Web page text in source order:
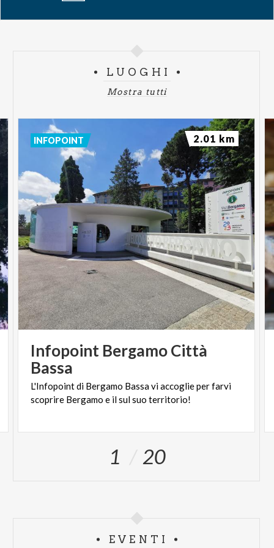
disposti ad accettare.
LUOGHI
Mostra tutti
Infopoint Bergamo Città
Bassa
L'Infopointdi Bergamo Bassaviaccoglieperfarvi
scoprire Bergamo e ilsulsuo territorio!
INFOPOINT 2.01 km
1 20
EVENTI